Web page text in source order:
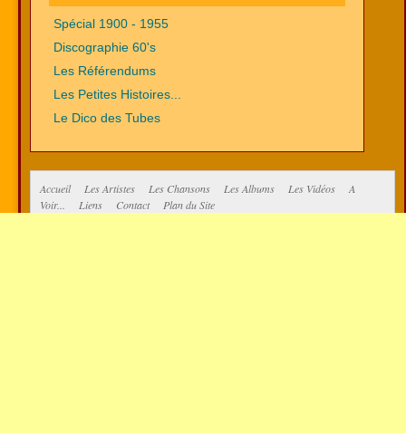
Spécial 1900 - 1955
Discographie 60's
Les Référendums
Les Petites Histoires...
Le Dico des Tubes
Accueil Les Artistes Les Chansons Les Albums Les Vidéos
A
Voir...
Liens Contact Plan du Site